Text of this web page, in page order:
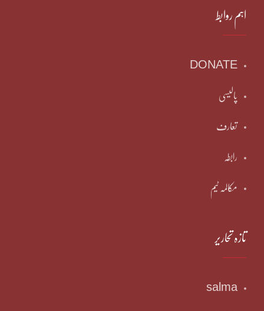
اہم روابط
DONATE
پالیسی
تعارف
رابطہ
مکالمہ ٹیم
تازہ تحاریر
salma